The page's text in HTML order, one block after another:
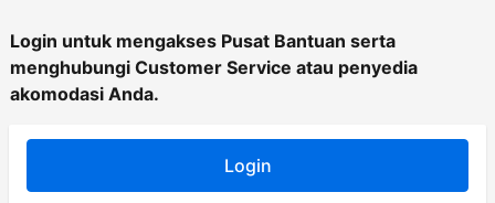
Login untuk mengakses Pusat Bantuan serta
menghubungi Customer Service atau penyedia
akomodasi Anda.
Login